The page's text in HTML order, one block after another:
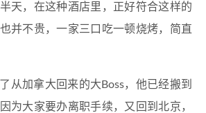
天，在这种酒店里，正好符合这样的
并不贵，一家三口吃一顿烧烤，简直
从加拿大回来的大Boss，他已经搬到
为大家要办离职手续，又回到北京，